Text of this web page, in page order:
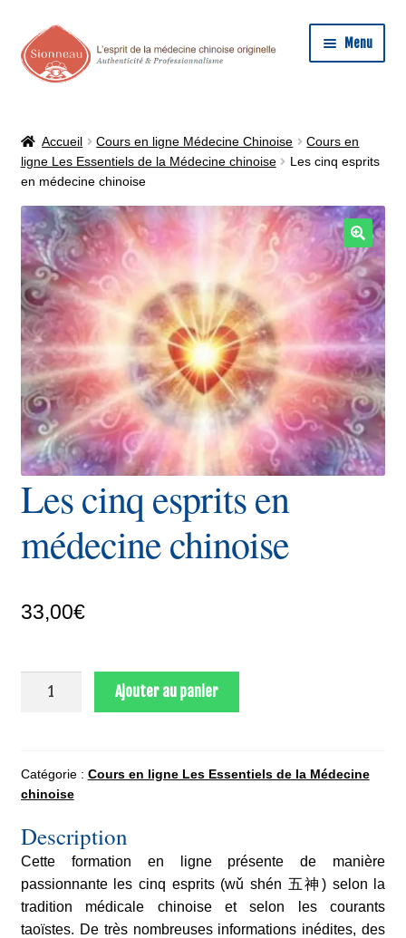
Aller
à
la
Aller
au
contenu
Menu
PHILIPPE SIONNEAU
MÉDECINE CHINOISE
FORMATION MÉDECINE CHINOISE
LIVRE MÉDECINE CHINOISE
FORUM
Accueil Cours en ligne Médecine Chinoise
Cours en
ligne Les Essentiels de la Médecine chinoise
Les cinq esprits
en médecine chinoise
Les cinq esprits en
médecine chinoise
33,00€
quantité
esprits
en
chinoise
Ajouter au panier
Catégorie : Cours en ligne Les Essentiels de la Médecine
chinoise
Description
Cette formation en ligne présente de manière
passionnante les cinq esprits (wǔ shén 五神) selon la
tradition médicale chinoise et selon les courants
taoïstes. De très nombreuses informations inédites, des